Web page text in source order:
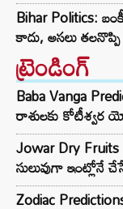
Bihar Politics:
కాదు, అసలు తలనొప్పి
ట్రెండింగ్‌
Baba Vanga
రాశులకు కోటీశ్వర
Jowar Dry Fruits
సులువుగా
Zodiac